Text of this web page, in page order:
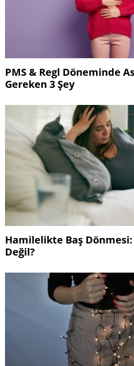
PMS & Regl Döneminde
Gereken 3 Şey
Hamilelikte Baş
Değil?